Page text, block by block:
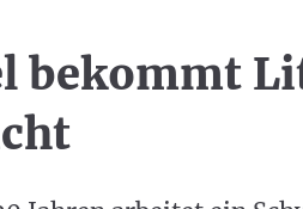
bekommt